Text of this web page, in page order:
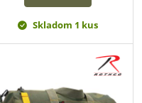
Skladom 1 kus